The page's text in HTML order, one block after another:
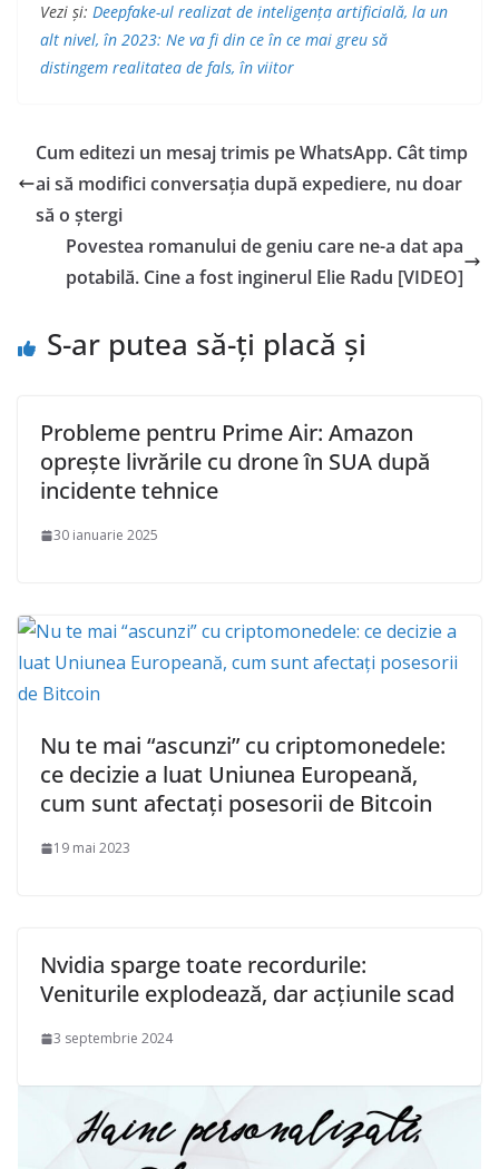
Vezi și: Deepfake-ul realizat de inteligența artificială, la un
alt nivel, în 2023: Ne va fi din ce în ce mai greu să
distingem realitatea de fals, în viitor
Cum editezi un mesaj trimis pe WhatsApp. Cât timp
ai să modifici conversația după expediere, nu doar
să o ștergi
Povestea romanului de geniu care ne-a dat apa
potabilă. Cine a fost inginerul Elie Radu [VIDEO]
S-ar putea să-ți placă și
Probleme pentru Prime Air: Amazon
oprește livrările cu drone în SUA după
incidente tehnice
30 ianuarie 2025
Nu te mai “ascunzi” cu criptomonedele:
ce decizie a luat Uniunea Europeană,
cum sunt afectați posesorii de Bitcoin
19 mai 2023
Nvidia sparge toate recordurile:
Veniturile explodează, dar acţiunile scad
3 septembrie 2024